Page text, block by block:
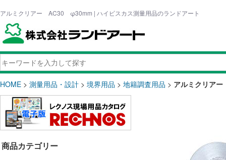
アルミクリアー AC30 φ30mm | ハイビスカス測量用品のランドアート
HOME > 測量用品・設計 > 境界用品 > 地籍調査用品 > アルミクリア
商品カテゴリー